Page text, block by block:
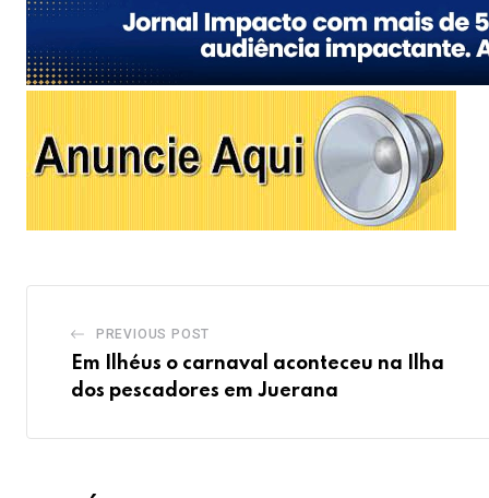
PREVIOUS POST
Em Ilhéus o carnaval aconteceu na Ilha
dos pescadores em Juerana